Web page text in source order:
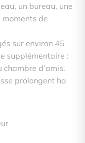
un bureau, une
de
sur environ 45
supplémentaire :
d’amis.
prolongent ha